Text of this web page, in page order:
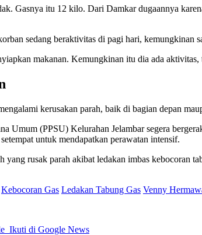
Gasnya itu 12 kilo. Dari Damkar dugaannya
sedang beraktivitas di pagi hari, kemungkinan
makanan. Kemungkinan itu dia ada
kerusakan parah, baik di bagian depan
Umum (PPSU) Kelurahan Jelambar segera
untuk mendapatkan perawatan intensif.
yang rusak parah akibat ledakan imbas
Kebocoran Gas Ledakan Tabung Gas Venny
Ikuti di Google News